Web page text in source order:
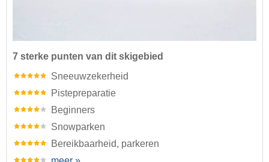
7 sterke punten van dit skigebied
Sneeuwzekerheid
Pistepreparatie
Beginners
Snowparken
Bereikbaarheid, parkeren